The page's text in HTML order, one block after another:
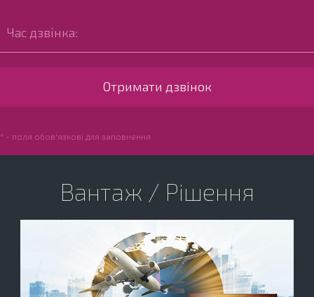
* - поля обов'язкові для заповнення
Вантаж / Рішення